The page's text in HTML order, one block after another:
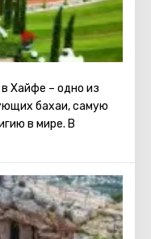
Хайфе – одно из
бахаи, самую
в мире. В
где покоятся
внушительную
куполом. Она